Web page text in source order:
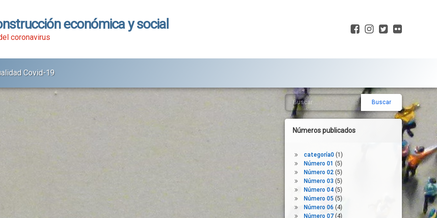
económica y social
coronavirus
Facebook
Instagram
Twitter
Covid-19
Barra
lateral
derecha
Buscar:
Números publicados
categoría0(1)
Número 01 (5)
Número 02(5)
Número 03 (5)
Número 04(5)
Número 05 (5)
Número 06 (4)
Número 07(4)